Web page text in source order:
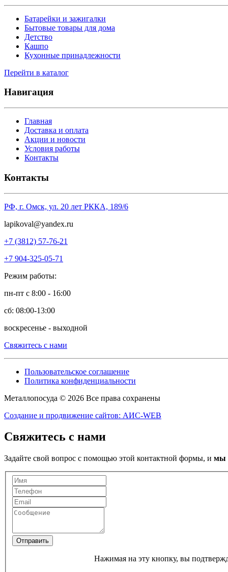
Батарейки и зажигалки
Бытовые товары для дома
Детство
Кашпо
Кухонные принадлежности
Перейти в каталог
Навигация
Главная
Доставка и оплата
Акции и новости
Условия работы
Контакты
Контакты
РФ, г. Омск, ул. 20 лет РККА, 189/6
lapikoval@yandex.ru
+7 (3812) 57-76-21
+7 904-325-05-71
Режим работы:
пн-пт с 8:00 - 16:00
сб: 08:00-13:00
воскресенье - выходной
Свяжитесь с нами
Пользовательское соглашение
Политика конфиденциальности
Металлопосуда © 2026 Все права сохранены
Создание и продвижение сайтов: АИС-WEB
Свяжитесь с нами
Задайте свой вопрос с помощью этой контактной формы, и мы
Отправить
Нажимая на эту кнопку, вы